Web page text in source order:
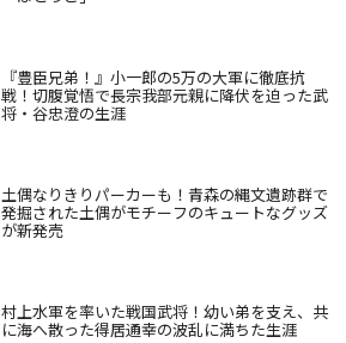
『豊臣兄弟！』小一郎の5万の大軍に徹底抗
戦！切腹覚悟で長宗我部元親に降伏を迫った武
将・谷忠澄の生涯
土偶なりきりパーカーも！青森の縄文遺跡群で
発掘された土偶がモチーフのキュートなグッズ
が新発売
村上水軍を率いた戦国武将！幼い弟を支え、共
に海へ散った得居通幸の波乱に満ちた生涯